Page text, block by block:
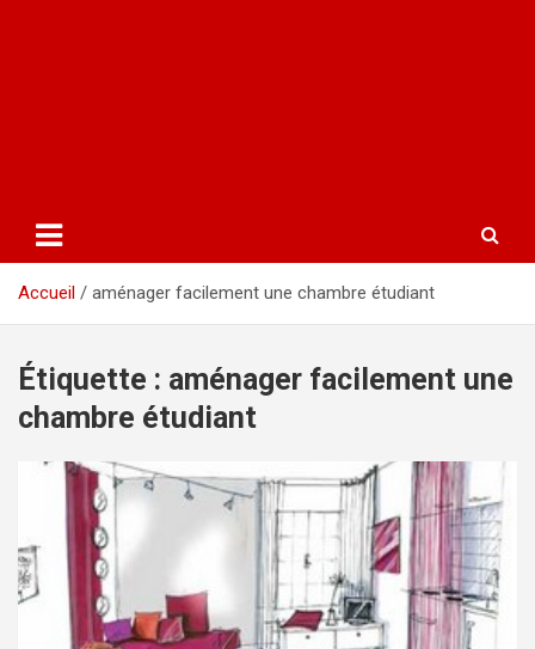
Accueil aménager facilement une chambre étudiant
Étiquette : aménager facilement une
chambre étudiant